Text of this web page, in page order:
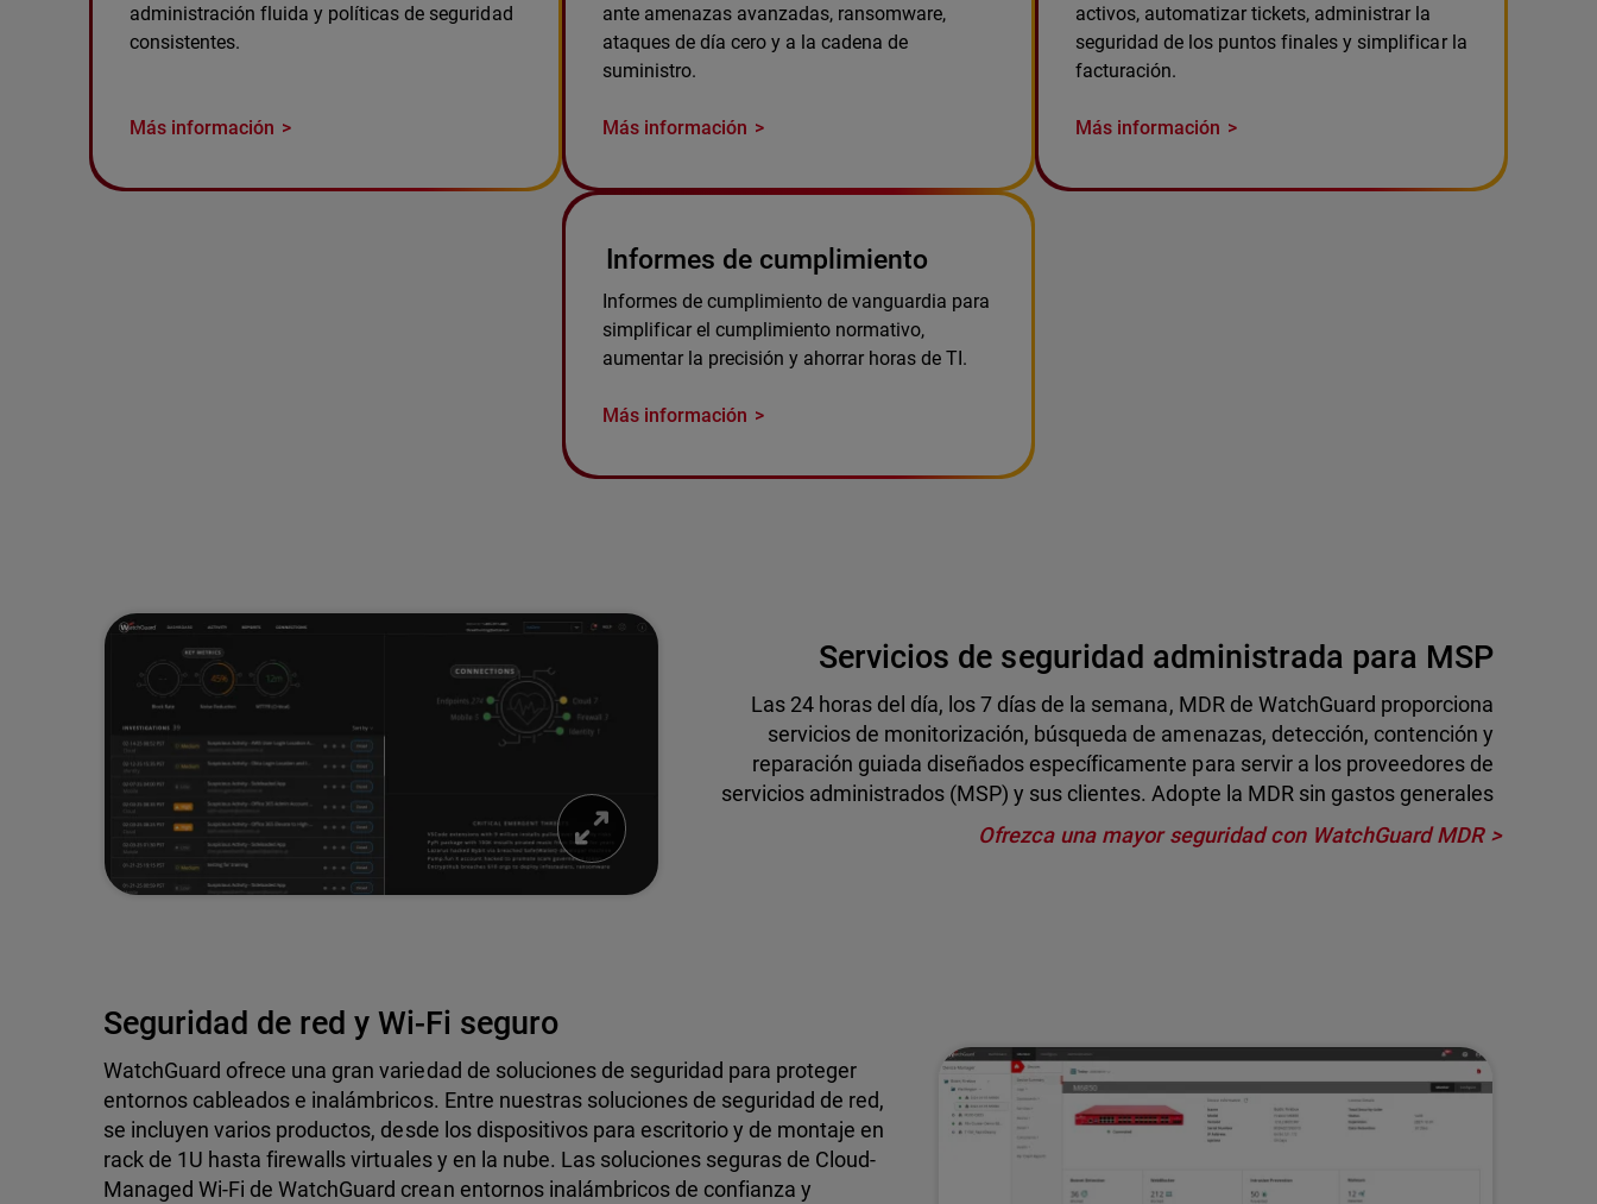
administración fluida y políticas de seguridad
consistentes.
Más información
ante amenazas avanzadas, ransomware,
ataques de día cero y a la cadena de
suministro.
Más información
activos, automatizar tickets, administrar la
seguridad de los puntos finales y simplificar la
facturación.
Más información
Informes de cumplimiento
Informes de cumplimiento de vanguardia para
simplificar el cumplimiento normativo,
aumentar la precisión y ahorrar horas de TI.
Más información
Servicios de seguridad administrada para MSP
Las 24 horas del día, los 7 días de la semana, MDR de WatchGuard proporciona
servicios de monitorización, búsqueda de amenazas, detección, contención y
reparación guiada diseñados específicamente para servir a los proveedores de
servicios administrados (MSP) y sus clientes. Adopte la MDR sin gastos generales
Ofrezca una mayor seguridad con WatchGuard MDR
Seguridad de red y Wi-Fi seguro
WatchGuard ofrece una gran variedad de soluciones de seguridad para proteger
entornos cableados e inalámbricos. Entre nuestras soluciones de seguridad de red,
se incluyen varios productos, desde los dispositivos para escritorio y de montaje en
rack de 1U hasta firewalls virtuales y en la nube. Las soluciones seguras de Cloud-
Managed Wi-Fi de WatchGuard crean entornos inalámbricos de confianza y